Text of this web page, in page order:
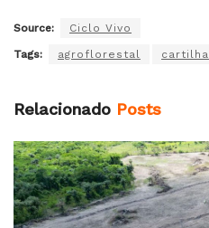
Source: Ciclo Vivo
Tags: agroflorestal cartilha
Relacionado Posts